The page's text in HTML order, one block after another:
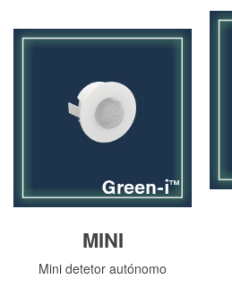
MINI
Mini detetor autónomo